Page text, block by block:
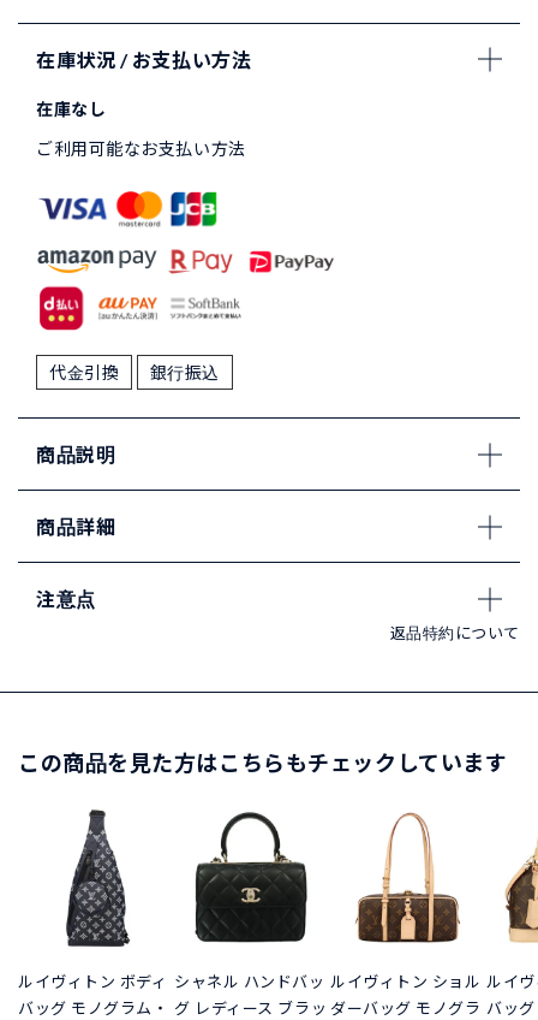
在庫状況 / お支払い方法
在庫なし
ご利用可能なお支払い方法
代金引換 銀行振込
商品説明
商品詳細
注意点
返品特約について
この商品を見た方はこちらもチェックしています
ルイヴィトン ボディ
バッグ モノグラム・
シャネル ハンドバッ
グ レディース ブラッ
ルイヴィトン ショル
ダーバッグ モノグラ
ルイ
バッ